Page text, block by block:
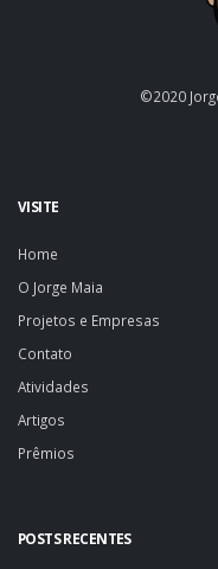
©2020
VISITE
Home
O Jorge Maia
Projetos e Empresas
Contato
Atividades
Artigos
Prêmios
POSTS RECENTES